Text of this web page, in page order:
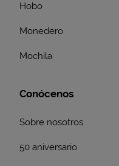
Hobo
Monedero
Mochila
Conócenos
Sobre nosotros
50 aniversario